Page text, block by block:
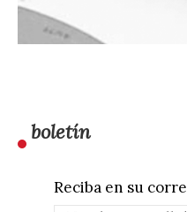
boletín
Reciba en su